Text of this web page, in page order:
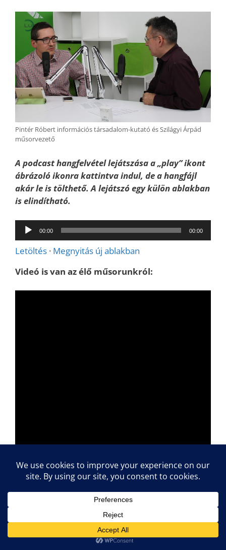
Pintér Róbert információs társadalom-kutató és Szilágyi Árpád
műsorvezető
A podcast hangfelvétel lejátszása a „play” ikont
ábrázoló ikonra kattintva indul, de a hangfájl
akár le is tölthető. A lejátszó egy külön ablakban
is elindítható.
Audió
lejátszó
00:00 00:00
Letöltés · Megnyitás új ablakban
Videó is van az élő műsorunkról:
Akit érdekel a teljes blogposzt az amerikai